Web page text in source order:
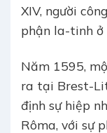
XIV, người
phận la-tinh ở
Năm 1595,
ra tại Brest-
định sự hiệp
Rôma, với sự